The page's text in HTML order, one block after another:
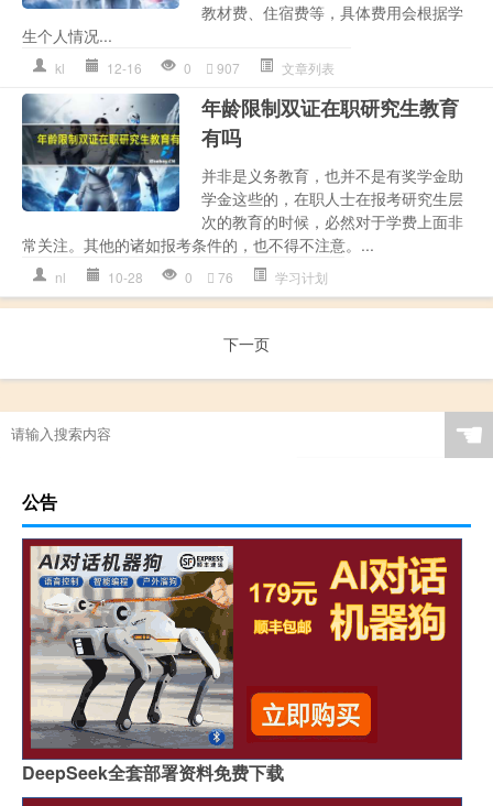
教材费、住宿费等，具体费用会根据学
生个人情况...
kl 12-16 0 907 文章列表
年龄限制双证在职研究生教育
有吗
并非是义务教育，也并不是有奖学金助
学金这些的，在职人士在报考研究生层
次的教育的时候，必然对于学费上面非
常关注。其他的诸如报考条件的，也不得不注意。...
nl 10-28 0 76 学习计划
下一页
☚
公告
DeepSeek全套部署资料免费下载